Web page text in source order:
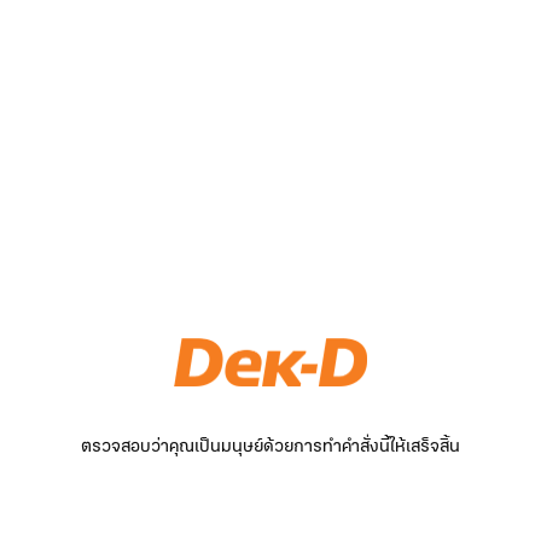
ตรวจสอบว่าคุณเป็นมนุษย์ด้วยการทำคำสั่งนี้ให้เสร็จสิ้น